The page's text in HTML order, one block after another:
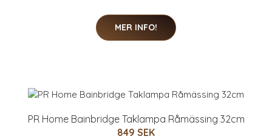
MER INFO!
PR Home Bainbridge Taklampa Råmässing 32cm
849 SEK